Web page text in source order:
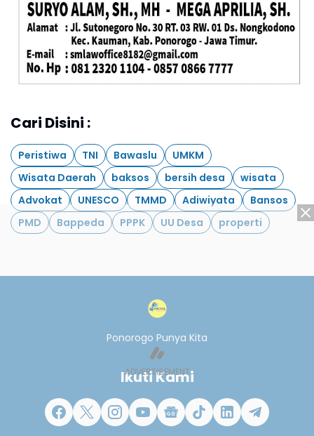
Cari Disini :
Peristiwa TNI Bawaslu
UMKM
Wisata Daerah
baksos bersih desa
wisata
Advokat
UNESCO TMMD Adiwiyata
Bansos
PMD
Bappeda PPPK UU Desa properti
Ponorogo Punya Kita
Ikuti Kami